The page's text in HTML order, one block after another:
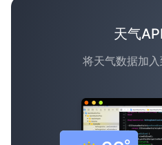
天气
将天气数据加